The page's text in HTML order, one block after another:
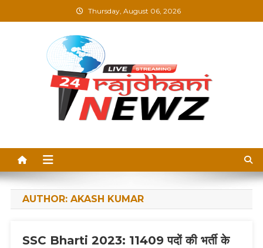
to
Thursday, August 06, 2026
Breaking News, Blogs &
Updates in Hindi
AUTHOR: AKASH KUMAR
SSC Bharti 2023: 11409 पदों की भर्ती के